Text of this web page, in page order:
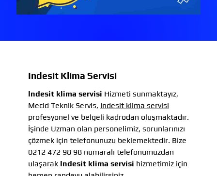
Indesit Klima Servisi
Indesit klima servisi Hizmeti sunmaktayız,
Mecid Teknik Servis, Indesit klima servisi
profesyonel ve belgeli kadrodan oluşmaktadır.
İşinde Uzman olan personelimiz, sorunlarınızı
çözmek için telefonunuzu beklemektedir. Bize
0212 472 98 98 numaralı telefonumuzdan
ulaşarak Indesit klima servisi hizmetimiz için